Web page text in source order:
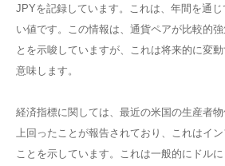
JPYを記録しています。これは、年間を通
い値です。この情報は、通貨ペアが比較的
とを示唆していますが、これは将来的に変
意味します。
経済指標に関しては、最近の米国の生産者
上回ったことが報告されており、これはイ
ことを示しています。これは一般的にドル